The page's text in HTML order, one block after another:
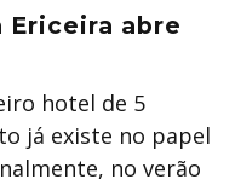
Ericeira abre
hotel de 5
já existe no papel
no verão